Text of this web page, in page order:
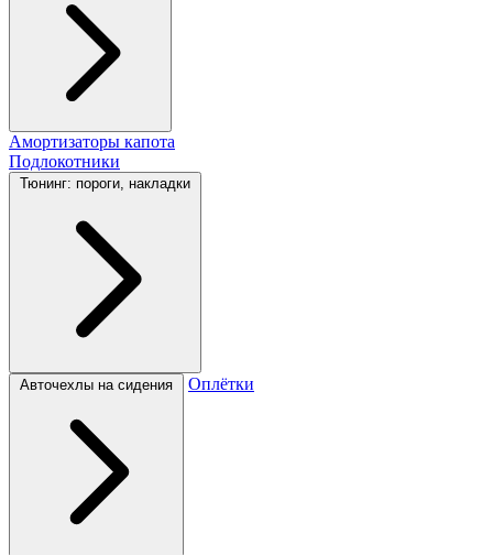
Амортизаторы капота
Подлокотники
Тюнинг: пороги, накладки
Авточехлы на сидения Оплётки